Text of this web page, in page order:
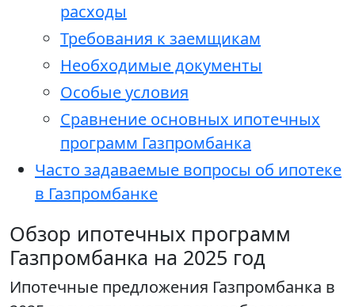
расходы
Требования к заемщикам
Необходимые документы
Особые условия
Сравнение основных ипотечных
программ Газпромбанка
Часто задаваемые вопросы об ипотеке
в Газпромбанке
Обзор ипотечных программ
Газпромбанка на 2025 год
Ипотечные предложения Газпромбанка в